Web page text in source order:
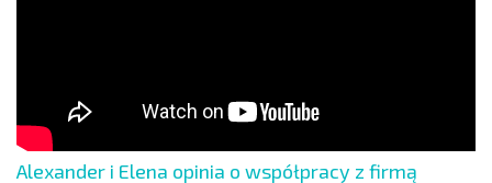
Alexander i Elena opinia o współpracy z firmą